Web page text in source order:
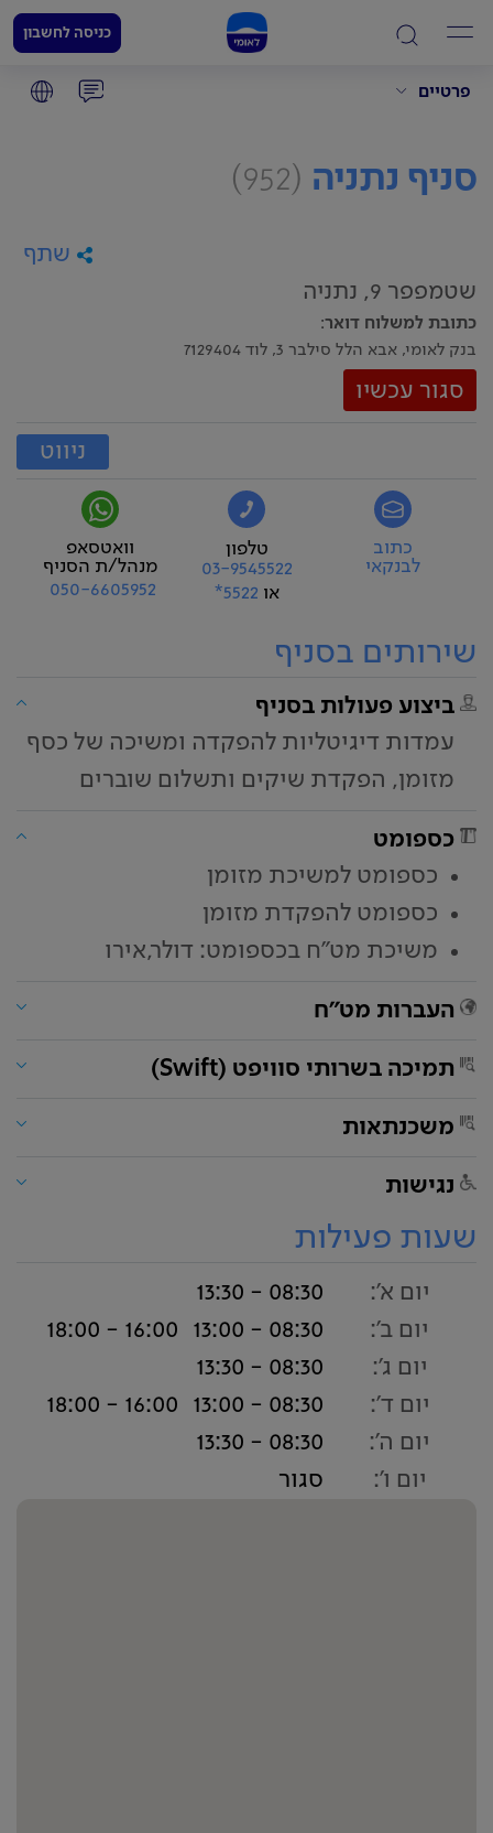
פרטיים
כניסה לחשבון
סניף נתניה (952)
שתף
שטמפפר 9, נתניה
כתובת למשלוח דואר:
בנק לאומי, אבא הלל סילבר 3, לוד 7129404
סגור עכשיו
ניווט
כתוב
לבנקאי
טלפון
03-9545522
או 5522*
וואטסאפ
מנהל/ת הסניף
050-6605952
שירותים בסניף
ביצוע פעולות בסניף
עמדות דיגיטליות להפקדה ומשיכה של כסף
מזומן, הפקדת שיקים ותשלום שוברים
כספומט
כספומט למשיכת מזומן
כספומט להפקדת מזומן
משיכת מט"ח בכספומט: דולר,אירו
העברות מט"ח
תמיכה בשרותי סוויפט (Swift)
משכנתאות
נגישות
שעות פעילות
יום א':
08:30 - 13:30
יום ב':
08:30 - 13:00
16:00 - 18:00
יום ג':
08:30 - 13:30
יום ד':
08:30 - 13:00
16:00 - 18:00
יום ה':
08:30 - 13:30
יום ו':
סגור